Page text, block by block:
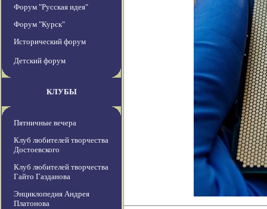
Форум "Русская идея"
Форум "Курск"
Исторический форум
Детский форум
КЛУБЫ
Пятничные вечера
Клуб любителей творчества
Достоевского
Клуб любителей творчества
Гайто Газданова
Энциклопедия Андрея
Платонова